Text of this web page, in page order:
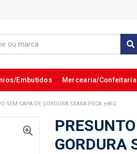
Embutidos Mercearia/Confeitaria
SEM CAPA DE GORDURA SEARA PECA ±4KG
GORDURA